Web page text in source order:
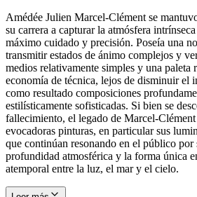
Amédée Julien Marcel-Clément se
su carrera a capturar la atmósfera
máximo cuidado y precisión. Poseía una
transmitir estados de ánimo complejos y
medios relativamente simples y una paleta
economía de técnica, lejos de disminuir el
como resultado composiciones
estilísticamente sofisticadas. Si bien se
fallecimiento, el legado de Marcel-Clément
evocadoras pinturas, en particular sus
que continúan resonando en el público por
profundidad atmosférica y la forma única
atemporal entre la luz, el mar y el cielo.